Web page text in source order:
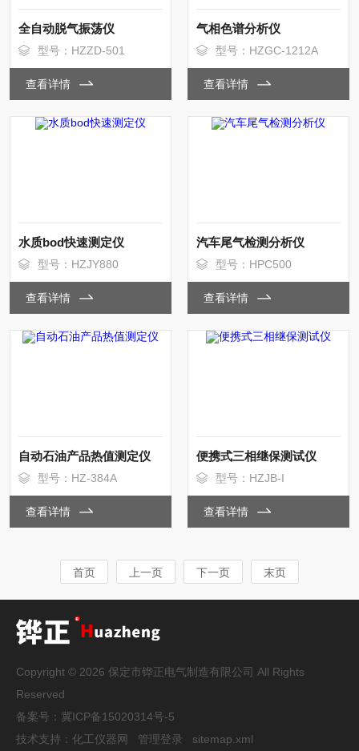
全自动脱气振荡仪
型号：HZZD-501
查看详情
气相色谱分析仪
型号：HZGC-1212A
查看详情
水质bod快速测定仪
型号：HZJY880
查看详情
汽车尾气检测分析仪
型号：HPC500
查看详情
自动石油产品热值测定仪
型号：HZ-384A
查看详情
便携式三相继保测试仪
型号：HZJB-I
查看详情
首页 上一页 下一页 末页
Copyright © 2026 保定市铧正电气制造有限公司 All Rights
Reserved
备案号： 冀ICP备15020314号-5
技术支持： 化工仪器网 管理登录 sitemap.xml